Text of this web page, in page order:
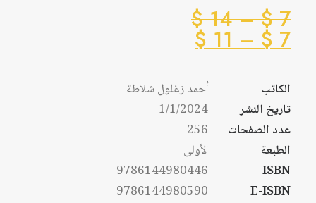
7
$
–
14
$نطاق
خلال
7
$
–
11
$
السعر:
من
خلال
الكاتب
أحمد زغلول شلاطة
تاريخ النشر
1/1/2024
عدد الصفحات
256
الطبعة
الأولى
ISBN
9786144980446
E-ISBN
9786144980590